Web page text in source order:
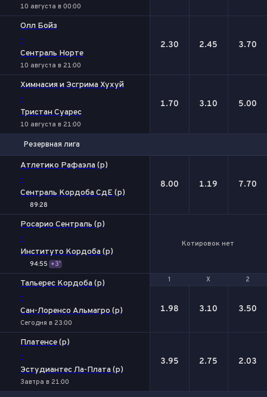
10 августа в 00:00
Олл Бойз
-
Сентраль Норте
10 августа в 21:00
2.30 2.45 3.70
Химнасия и Эсгрима Хухуй
-
Тристан Суарес
10 августа в 21:00
1.70 3.10 5.00
Резервная лига
Атлетико Рафаэла (р)
-
Сентраль Кордоба СдЕ (р)
89:28
8.00 1.19 7.70
Росарио Сентраль (р)
-
Институто Кордоба (р)
94:55 +3'
Котировок нет
1 Х 2
Тальерес Кордоба (р)
-
Сан-Лоренсо Альмагро (р)
Сегодня в 23:00
1 Х 2
1.98 3.10 3.50
Платенсе (р)
-
Эстудиантес Ла-Плата (р)
Завтра в 21:00
3.95 2.75 2.03